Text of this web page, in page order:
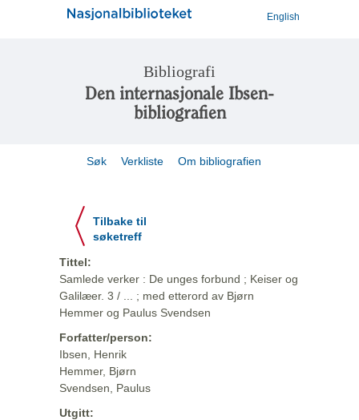
English
Bibliografi
Den internasjonale Ibsen-
bibliografien
Søk Verkliste Om bibliografien
Tilbake til
søketreff
Tittel:
Samlede verker : De unges forbund ; Keiser og
Galilæer. 3 / ... ; med etterord av Bjørn
Hemmer og Paulus Svendsen
Forfatter/person:
Ibsen, Henrik
Hemmer, Bjørn
Svendsen, Paulus
Utgitt: